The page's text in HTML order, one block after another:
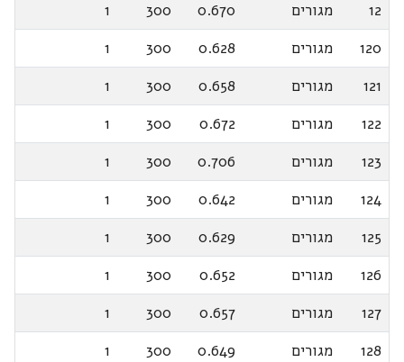
12
מגורים 0.670
300
1
120
מגורים 0.628
300
1
121
מגורים 0.658
300
1
122
מגורים 0.672
300
1
123
מגורים 0.706
300
1
124
מגורים 0.642
300
1
125
מגורים 0.629
300
1
126
מגורים 0.652
300
1
127
מגורים 0.657
300
1
128
מגורים 0.649
300
1